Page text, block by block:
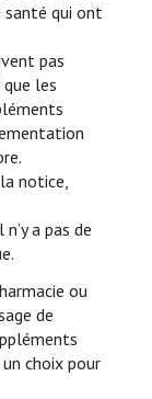
santé qui ont
pas
les
notice,
a pas de
ou
de
choix pour